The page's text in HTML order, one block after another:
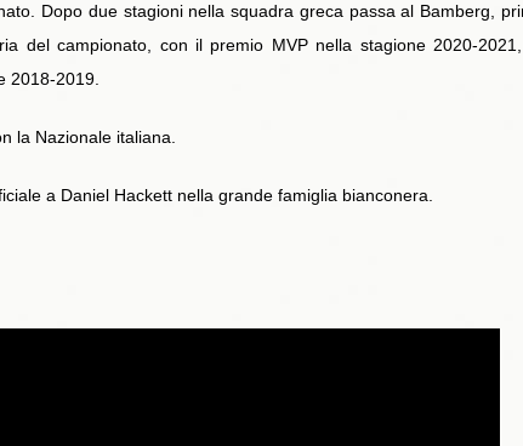
Dopo due stagioni nella squadra greca passa al Bamberg,
del campionato, con il premio MVP nella stagione 2020-
2018-2019.
la Nazionale italiana.
a Daniel Hackett nella grande famiglia bianconera.